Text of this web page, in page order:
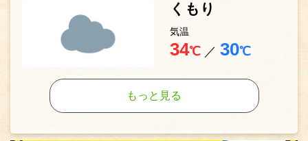
くもり
気温
34℃ ／ 30℃
もっと見る